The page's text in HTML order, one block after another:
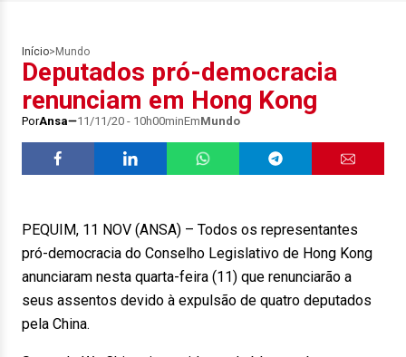
Início> Mundo
Deputados pró-democracia
renunciam em Hong Kong
PorAnsa 11/11/20 - 10h00minEmMundo
PEQUIM, 11 NOV (ANSA) – Todos os representantes
pró-democracia do Conselho Legislativo de Hong Kong
anunciaram nesta quarta-feira (11) que renunciarão a
seus assentos devido à expulsão de quatro deputados
pela China.